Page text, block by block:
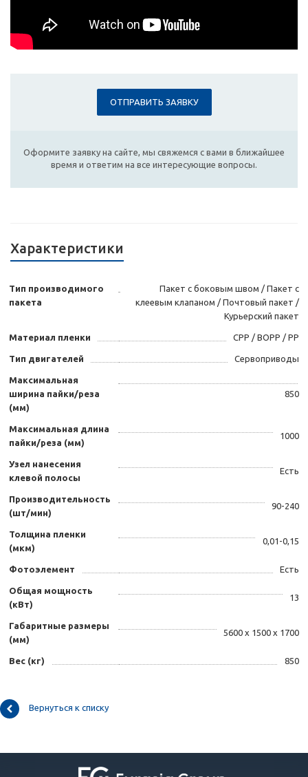
ОТПРАВИТЬ ЗАЯВКУ
Оформите заявку на сайте, мы свяжемся с вами в ближайшее
время и ответим на все интересующие вопросы.
Характеристики
Тип производимого
пакета
Пакет с боковым швом / Пакет с
клеевым клапаном / Почтовый пакет /
Курьерский пакет
Материал пленки CPP / BOPP / PP
Тип двигателей Сервоприводы
Максимальная
ширина пайки/реза
(мм)
850
Максимальная длина
пайки/реза (мм)
1000
Узел нанесения
клевой полосы
Есть
Производительность
(шт/мин)
90-240
Толщина пленки
(мкм)
0,01-0,15
Фотоэлемент Есть
Общая мощность
(кВт)
13
Габаритные размеры
(мм)
5600 х 1500 х 1700
Вес (кг) 850
Вернуться к списку